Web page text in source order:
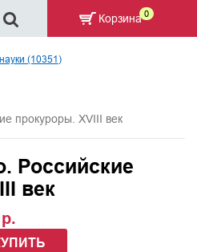
(10351)
прокуроры. XVIII век
Российские
век
Корзина 0